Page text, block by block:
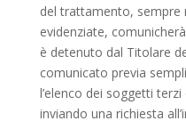
del trattamento, sempre
evidenziate,
è detenuto dal Titolare
comunicato previa
l’elenco dei soggetti
inviando una richiesta